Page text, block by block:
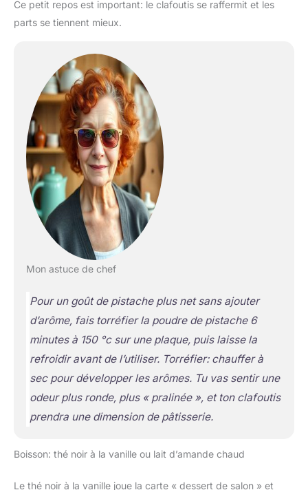
Ce petit repos est important: le clafoutis se raffermit et les
parts se tiennent mieux.
Mon astuce de chef
Pour un goût de pistache plus net sans ajouter
d’arôme, fais torréfier la poudre de pistache 6
minutes à 150 °c sur une plaque, puis laisse la
refroidir avant de l’utiliser. Torréfier: chauffer à
sec pour développer les arômes. Tu vas sentir une
odeur plus ronde, plus « pralinée », et ton clafoutis
prendra une dimension de pâtisserie.
Boisson: thé noir à la vanille ou lait d’amande chaud
Le thé noir à la vanille joue la carte « dessert de salon » et